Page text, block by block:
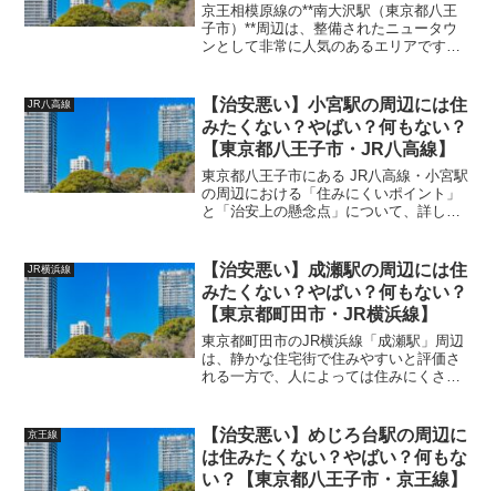
京王相模原線の**南大沢駅（東京都八王
子市）**周辺は、整備されたニュータウ
ンとして非常に人気のあるエリアです
トと治安面での注意点について、事実に
基づいて詳しく解説しま...
JR八高線
【治安悪い】小宮駅の周辺には住
みたくない？やばい？何もない？
【東京都八王子市・JR八高線】
東京都八王子市にある JR八高線・小宮駅
の周辺における「住みにくいポイント」
と「治安上の懸念点」について、詳しく
駅周辺...
JR横浜線
【治安悪い】成瀬駅の周辺には住
みたくない？やばい？何もない？
【東京都町田市・JR横浜線】
東京都町田市のJR横浜線「成瀬駅」周辺
は、静かな住宅街で住みやすいと評価さ
れる一方で、人によっては住みにくさを
くいポイントと、治安上の懸念点につい
て詳しく解説します。 ...
京王線
【治安悪い】めじろ台駅の周辺に
は住みたくない？やばい？何もな
い？【東京都八王子市・京王線】